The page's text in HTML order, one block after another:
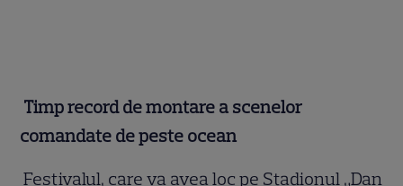
Timp record de montare a scenelor
comandate de peste ocean
Festivalul, care va avea loc pe Stadionul „Dan